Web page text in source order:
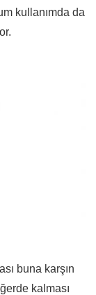
kullanımda da
buna karşın
kalması